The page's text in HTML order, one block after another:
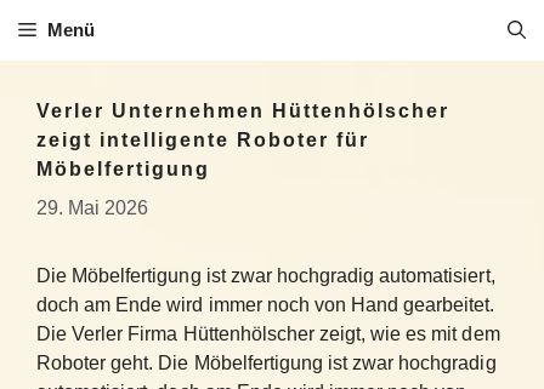
Inhalt
Menü
Verler Unternehmen Hüttenhölscher
zeigt intelligente Roboter für
Möbelfertigung
29. Mai 2026
Die Möbelfertigung ist zwar hochgradig automatisiert,
doch am Ende wird immer noch von Hand gearbeitet.
Die Verler Firma Hüttenhölscher zeigt, wie es mit dem
Roboter geht. Die Möbelfertigung ist zwar hochgradig